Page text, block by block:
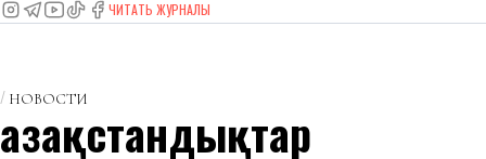
ЧИТАТЬ ЖУРНАЛЫ
НОВОСТИ
Қазақстандықтар